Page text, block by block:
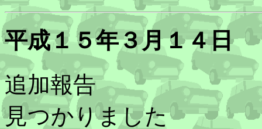
平成１５年３月１４日
追加報告
見つかりました